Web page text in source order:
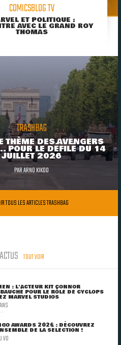
COMICSBLOG TV
ET POLITIQUE :
AVEC LE GRAND ROY
THOMAS
TRASHBAG
THÈME DES AVENGERS
POUR LE DÉFILÉ DU 14
JUILLET 2026
PARARNO KIKOO
TOUS LES ARTICLES TRASHBAG
TOUT VOIR
: L'ACTEUR KIT CONNOR
POUR LE RÔLE DE CYCLOPS
MARVEL STUDIOS
AWARDS 2026 : DÉCOUVREZ
DE LA SÉLECTION !
VO